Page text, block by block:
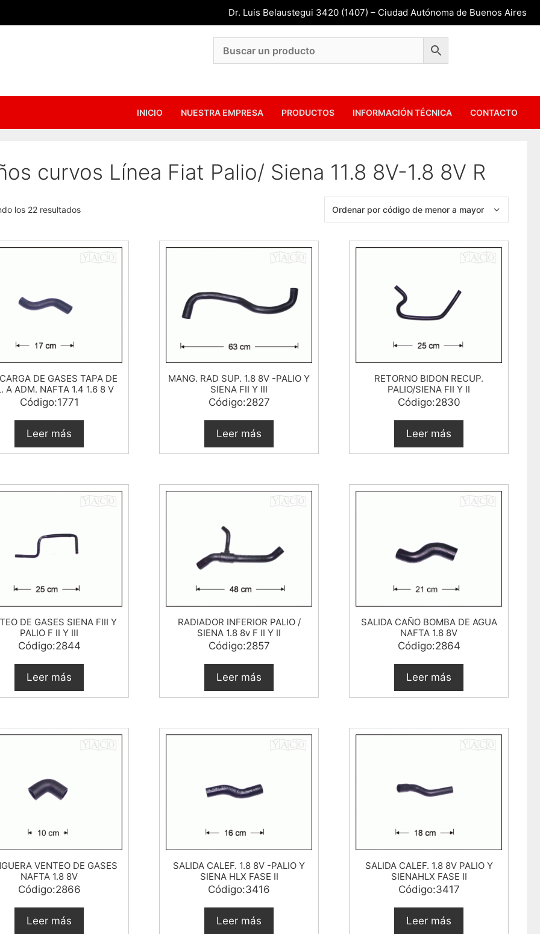
Dr. Luis Belaustegui 3420 (1407) – Ciudad Autónoma de Buenos Aires
INICIO NUESTRA EMPRESA PRODUCTOS INFORMACIÓN TÉCNICA CONTACTO
curvos Línea Fiat Palio/ Siena 11.8 8V-1.8 8V R
los 22 resultados
DE GASES TAPA DE
A ADM. NAFTA 1.4 1.6 8 V
Código:1771
Leer más
MANG. RAD SUP. 1.8 8V -PALIO Y
SIENA FII Y III
Código:2827
Leer más
RETORNO BIDON RECUP.
PALIO/SIENA FII Y II
Código:2830
Leer más
DE GASES SIENA FIII Y
PALIO F II Y III
Código:2844
Leer más
RADIADOR INFERIOR PALIO /
SIENA 1.8 8v F II Y II
Código:2857
Leer más
SALIDA CAÑO BOMBA DE AGUA
NAFTA 1.8 8V
Código:2864
Leer más
VENTEO DE GASES
NAFTA 1.8 8V
Código:2866
Leer más
SALIDA CALEF. 1.8 8V -PALIO Y
SIENA HLX FASE II
Código:3416
Leer más
SALIDA CALEF. 1.8 8V PALIO Y
SIENAHLX FASE II
Código:3417
Leer más